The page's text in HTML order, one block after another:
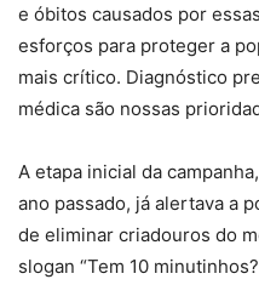
e óbitos causados por
esforços para proteger a
mais crítico. Diagnóstico
médica são nossas
A etapa inicial da
ano passado, já alertava a
de eliminar criadouros do
slogan “Tem 10